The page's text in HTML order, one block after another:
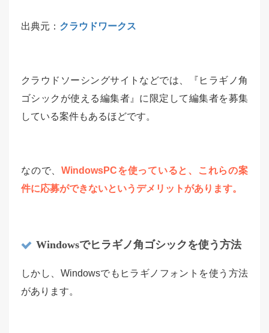
出典元： クラウドワークス
クラウドソーシングサイトなどでは、『ヒラギノ角
ゴシックが使える編集者』に限定して編集者を募集
している案件もあるほどです。
なので、WindowsPCを使っていると、これらの案
件に応募ができないというデメリットがあります。
Windowsでヒラギノ角ゴシックを使う方法
しかし、Windowsでもヒラギノフォントを使う方法
があります。